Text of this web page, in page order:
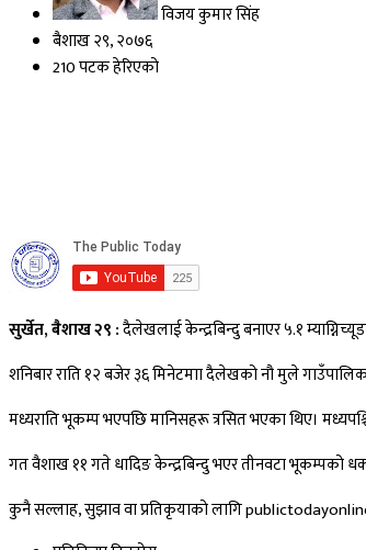
विजय कुमार सिंह
बैशाख २९, २०७६
210 पटक हेरिएको
सुर्खेत, बैशाख २९ :दैलेखलाई केन्द्रबिन्दु बनाएर ५.१
शनिबार राति १२ बजेर ३६ मिनेटमाा दैलेखको नौ मुले
मध्यराति भूकम्प भएपछि मानिसहरू त्रसित भएका थिए।
गत वैशाख ११ गते धादिङ केन्द्रबिन्दु भएर तीनवटा भूकम्पको
कुनै सल्लाह, सुझाव वा प्रतिकृयाको लागि